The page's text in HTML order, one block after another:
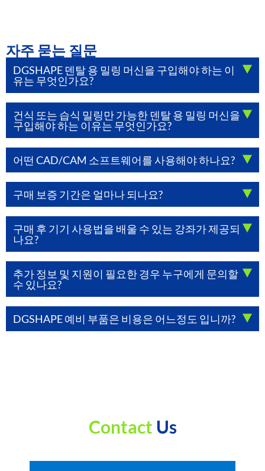
자주 묻는 질문
DGSHAPE 덴탈 용 밀링 머신을 구입해야 하는 이
유는 무엇인가요?
건식 또는 습식 밀링만 가능한 덴탈 용 밀링 머신을
구입해야 하는 이유는 무엇인가요?
어떤 CAD/CAM 소프트웨어를 사용해야 하나요?
구매 보증 기간은 얼마나 되나요?
구매 후 기기 사용법을 배울 수 있는 강좌가 제공되
나요?
추가 정보 및 지원이 필요한 경우 누구에게 문의할
수 있나요?
DGSHAPE 예비 부품은 비용은 어느정도 입니까?
Contact Us